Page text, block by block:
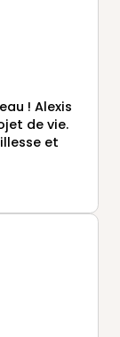
projet.
! Alexis
de vie.
et